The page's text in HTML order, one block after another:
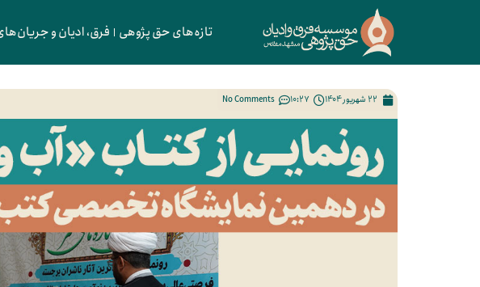
تازه‌های حق پژوهی فرق، ادیان و
22 شهریور 1404 10:27
No Comments